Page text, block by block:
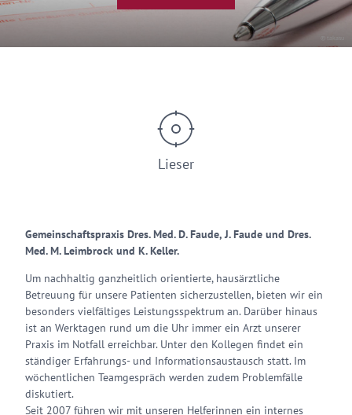
Lieser
Gemeinschaftspraxis Dres. Med. D. Faude, J. Faude und Dres.
Med. M. Leimbrock und K. Keller.
Um nachhaltig ganzheitlich orientierte, hausärztliche
Betreuung für unsere Patienten sicherzustellen, bieten wir ein
besonders vielfältiges Leistungsspektrum an. Darüber hinaus
ist an Werktagen rund um die Uhr immer ein Arzt unserer
Praxis im Notfall erreichbar. Unter den Kollegen findet ein
ständiger Erfahrungs- und Informationsaustausch statt. Im
wöchentlichen Teamgespräch werden zudem Problemfälle
diskutiert.
Seit 2007 führen wir mit unseren Helferinnen ein internes